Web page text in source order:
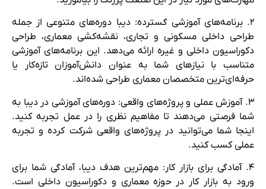
۲. برنامه‌های آموزشی گسترده: دیبا دوره‌های متنوعی از جمله
طراحی داخلی مسکونی و تجاری، نقشه‌کشی معماری، طراحی
دکوراسیون داخلی و غیره ارائه می‌دهد. این برنامه‌های آموزشی
متناسب با نیازهای شما به عنوان دانش‌آموزان تازه‌کار یا
حرفه‌ای‌ترین متخصصان معماری طراحی شده‌اند.
۳. آموزش عملی و پروژه‌های واقعی: دوره‌های آموزشی در دیبا به
شما فرصتی می‌دهند تا مفاهیم نظری را در عمل تجربه کنید.
اینجا شما می‌توانید در پروژه‌های واقعی شرکت کرده و تجربه
عملی کسب کنید.
۴. آمادگی برای بازار کار: مهم‌ترین هدف دیبا، آمادگی شما برای
ورود به بازار کار در حوزه معماری و دکوراسیون داخلی است.